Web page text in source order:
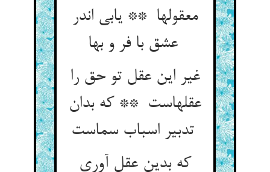
معقولها ** یابی اندر
عشق با فر و بها
غیر این عقل تو حق را
عقلهاست ** که بدان
که بدین عقل آوری